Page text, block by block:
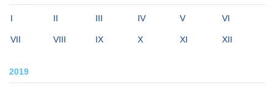
I II III IV V VI
VII VIII IX X XI XII
2019